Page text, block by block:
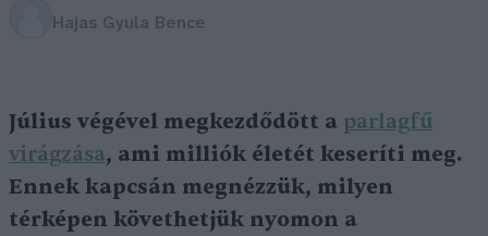
Hajas Gyula Bence
Július végével megkezdődött a parlagfű
virágzása, ami milliók életét keseríti meg.
Ennek kapcsán megnézzük, milyen
térképen követhetjük nyomon a